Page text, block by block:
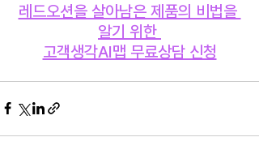
레드오션을 살아남은 제품의 비법을
알기 위한
고객생각AI맵 무료상담 신청